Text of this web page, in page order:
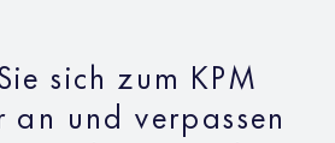
sich zum KPM
an und verpassen